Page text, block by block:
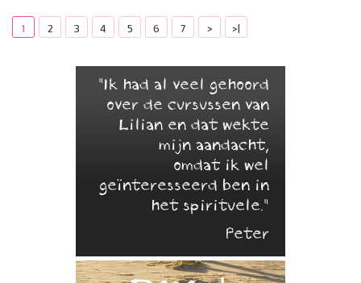
1 2 3 4 5 6 7 > >|
"Ik had al veel gehoord
over de cursussen van
Lilian en dat wekte
mijn aandacht,
omdat ik wel
geïnteresseerd ben in
het spirituele."
Peter